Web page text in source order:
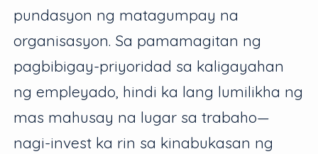
pundasyon ng matagumpay na
organisasyon. Sa pamamagitan ng
pagbibigay-priyoridad sa kaligayahan
ng empleyado, hindi ka lang lumilikha ng
mas mahusay na lugar sa trabaho—
nagi-invest ka rin sa kinabukasan ng